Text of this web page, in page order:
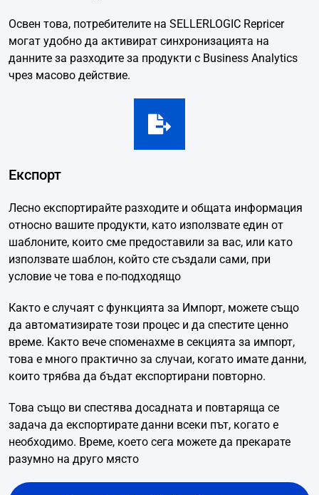
Освен това, потребителите на SELLERLOGIC Repricer
могат удобно да активират синхронизацията на
данните за разходите за продукти с Business Analytics
чрез масово действие.
Експорт
Лесно експортирайте разходите и общата информация
относно вашите продукти, като използвате един от
шаблоните, които сме предоставили за вас, или като
използвате шаблон, който сте създали сами, при
условие че това е по-подходящо
Както е случаят с функцията за Импорт, можете също
да автоматизирате този процес и да спестите ценно
време. Както вече споменахме в секцията за импорт,
това е много практично за случаи, когато имате данни,
които трябва да бъдат експортирани повторно.
Това също ви спестява досадната и повтаряща се
задача да експортирате данни всеки път, когато е
необходимо. Време, което сега можете да прекарате
разумно на друго място